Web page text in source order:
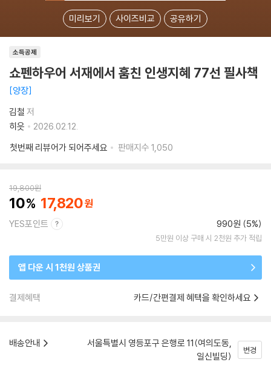
미리보기 사이즈비교 공유하기
소득공제
쇼펜하우어 서재에서 훔친 인생지혜 77선 필사책
양장
김철 저
히읏
2026.02.12.
첫번째 리뷰어가 되어주세요
판매지수 1,050
19,800원
10 17,820
YES포인트 990원 (5%)
5만원 이상 구매 시 2천원 추가 적립
앱 다운 시 1천원 상품권
결제혜택 카드/간편결제 혜택을 확인하세요
배송안내
서울특별시 영등포구 은행로 11(여의도동,
일신빌딩)
변경